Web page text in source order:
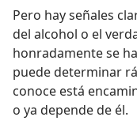
Pero hay señales
del alcohol o el
honradamente se
puede determinar
conoce está
o ya depende de él.